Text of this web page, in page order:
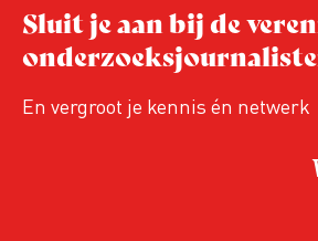
Sluit je aan bij de
En vergroot je kennis én netwerk